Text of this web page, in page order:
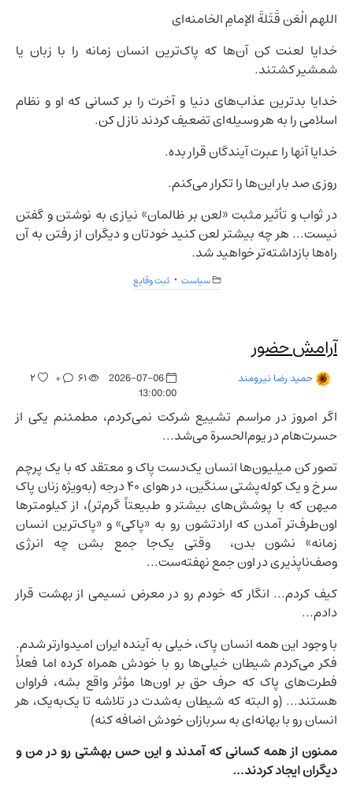
اللهم الْعَن قَتَلةَ الإمامِ الخامنه‌ای
خدایا لعنت کن آن‌ها که پاک‌ترین انسان زمانه را با زبان یا
شمشیر کشتند.
خدایا بدترین عذاب‌های دنیا و آخرت را بر کسانی که او و نظام
اسلامی را به هر وسیله‌ای تضعیف کردند نازل کن.
خدایا آنها را عبرت آیندگان قرار بده.
روزی صد بار این‌ها را تکرار می‌کنم.
در ثواب و تأثیر مثبت «لعن بر ظالمان» نیازی به نوشتن و گفتن
نیست... هر چه بیشتر لعن کنید خودتان و دیگران از رفتن به آن
راه‌ها بازداشته‌تر خواهید شد.
سیاست ثبت وقایع
آرامش حضور
حمید رضا نیرومند
2026-07-06
13:00:00
۶۱ ۰ ۲
اگر امروز در مراسم تشییع شرکت نمی‌کردم، مطمئنم یکی از
حسرت‌هام در یوم‌الحسرة می‌شد...
تصور کن میلیون‌ها انسان یک‌دست پاک و معتقد که با یک پرچم
سرخ و یک کوله‌پشتی سنگین، در هوای ۴۰ درجه (به‌ویژه زنان پاک
میهن که با پوشش‌های بیشتر و طبیعتاً گرم‌تر)، از کیلومترها
اون‌طرف‌تر آمدن که ارادتشون رو به «پاکی» و «پاک‌ترین انسان
زمانه» نشون بدن، وقتی یک‌جا جمع بشن چه انرژی
وصف‌ناپذیری در اون جمع نهفته‌ست...
کیف کردم... انگار که خودم رو در معرض نسیمی از بهشت قرار
دادم...
با وجود این همه انسان پاک، خیلی به آینده ایران امیدوارتر شدم.
فکر می‌کردم شیطان خیلی‌ها رو با خودش همراه کرده اما فعلاً
فطرت‌های پاک که حرف حق بر اون‌ها مؤثر واقع بشه، فراوان
هستند... (و البته که شیطان به‌شدت در تلاشه تا یک‌به‌یک، هر
انسان رو با بهانه‌ای به سربازان خودش اضافه کنه)
ممنون از همه کسانی که آمدند و این حس بهشتی رو در من و
دیگران ایجاد کردند...